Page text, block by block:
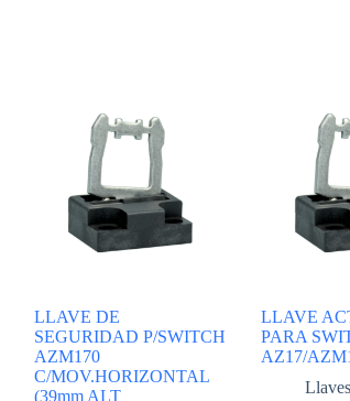
LLAVE DE
SEGURIDAD P/SWITCH
AZM170
C/MOV.HORIZONTAL
(39mm ALT
LLAVE
PARA
AZ17/